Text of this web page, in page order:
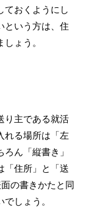
ておくようにし
という方は、住
ょう。
り主である就活
れる場所は「左
ん「縦書き」
「住所」と「送
の書きかたと同
しょう。